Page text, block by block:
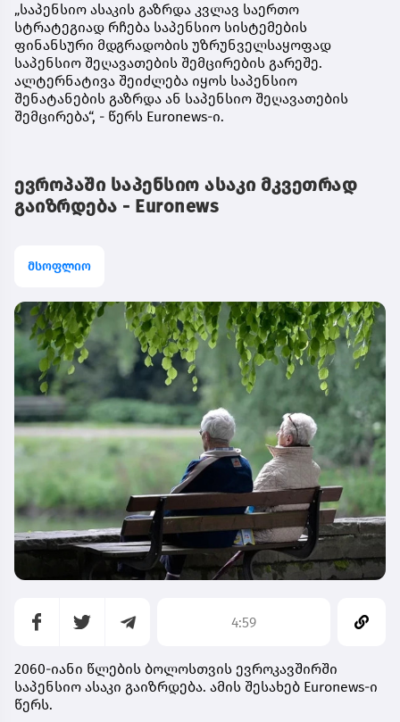
„საპენსიო ასაკის გაზრდა კვლავ საერთო
სტრატეგიად რჩება საპენსიო სისტემების
ფინანსური მდგრადობის უზრუნველსაყოფად
საპენსიო შეღავათების შემცირების გარეშე.
ალტერნატივა შეიძლება იყოს საპენსიო
შენატანების გაზრდა ან საპენსიო შეღავათების
შემცირება“, - წერს Euronews-ი.
ევროპაში საპენსიო ასაკი მკვეთრად
გაიზრდება - Euronews
მსოფლიო
4:59
2060-იანი წლების ბოლოსთვის ევროკავშირში
საპენსიო ასაკი გაიზრდება. ამის შესახებ Euronews-ი
წერს.